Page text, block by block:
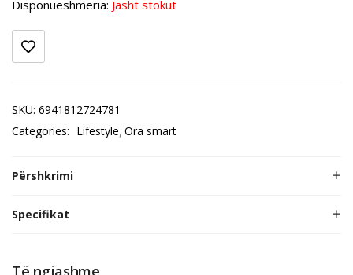
Disponueshmëria: Jasht stokut
SKU: 6941812724781
Categories: Lifestyle Ora smart
Përshkrimi
Specifikat
Të ngjashme